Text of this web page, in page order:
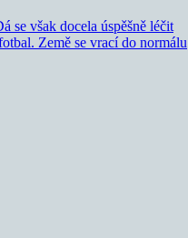
se však docela úspěšně léčit
Země se vrací do normálu